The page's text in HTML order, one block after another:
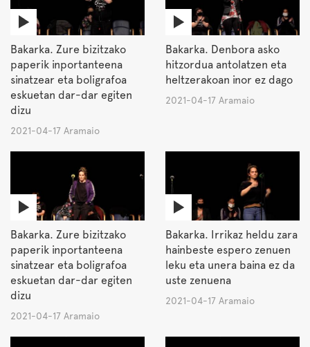
Bakarka. Zure bizitzako
paperik inportanteena
sinatzear eta boligrafoa
eskuetan dar-dar egiten
dizu
2021-04-17 Aramaio
Bakarka. Denbora asko
hitzordua antolatzen eta
heltzerakoan inor ez dago
2021-04-17 Aramaio
Bakarka. Zure bizitzako
paperik inportanteena
sinatzear eta boligrafoa
eskuetan dar-dar egiten
dizu
2021-04-17 Aramaio
Bakarka. Irrikaz heldu zara
hainbeste espero zenuen
leku eta unera baina ez da
uste zenuena
2021-04-17 Aramaio